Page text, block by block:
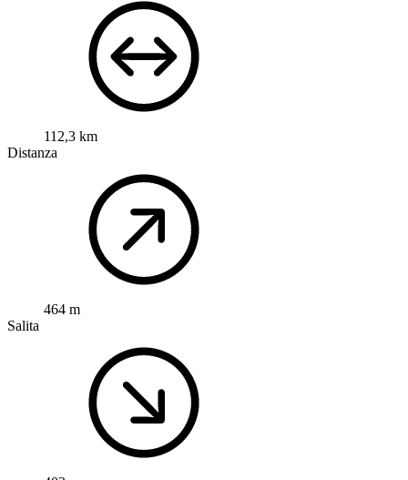
112,3 km
Distanza
464 m
Salita